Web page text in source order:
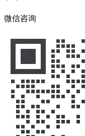
微信咨询